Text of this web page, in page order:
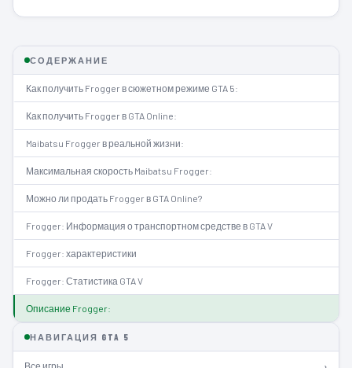
СОДЕРЖАНИЕ
Как получить Frogger в сюжетном режиме GTA 5:
Как получить Frogger в GTA Online:
Maibatsu Frogger в реальной жизни:
Максимальная скорость Maibatsu Frogger:
Можно ли продать Frogger в GTA Online?
Frogger: Информация о транспортном средстве в GTA V
Frogger: характеристики
Frogger: Статистика GTA V
Описание Frogger:
НАВИГАЦИЯ GTA 5
Все игры ›